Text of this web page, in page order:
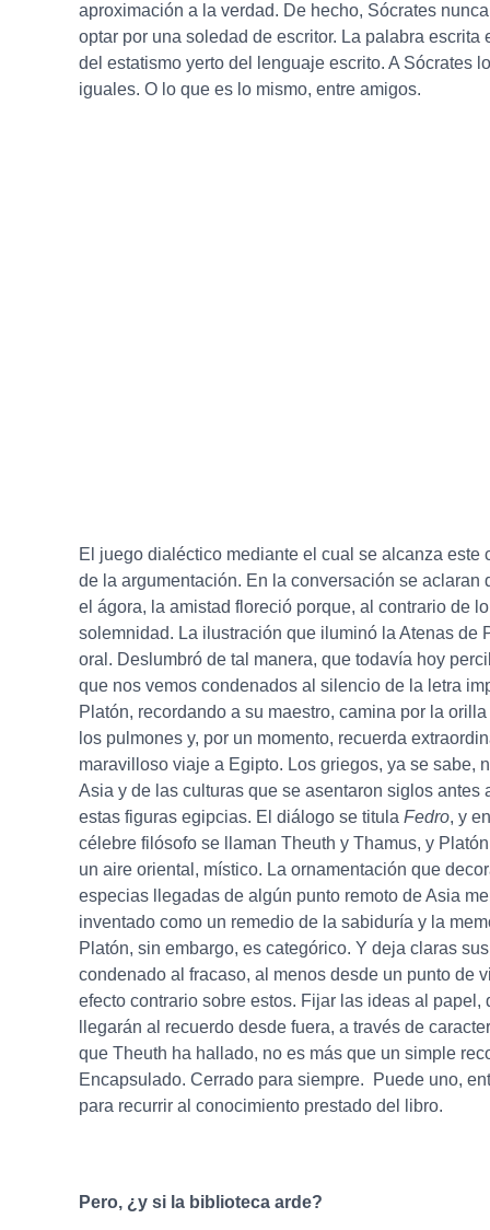
aproximación a la verdad. De hecho, Sócrates
optar por una soledad de escritor. La palabra
del estatismo yerto del lenguaje escrito. A Sócrates
iguales. O lo que es lo mismo, entre amigos.
El juego dialéctico mediante el cual se alcanza
de la argumentación. En la conversación se
el ágora, la amistad floreció porque, al contrario de
solemnidad. La ilustración que iluminó la Atenas de
oral. Deslumbró de tal manera, que todavía hoy
que nos vemos condenados al silencio de la letra
Platón, recordando a su maestro, camina por la
los pulmones y, por un momento, recuerda
maravilloso viaje a Egipto. Los griegos, ya se sabe,
Asia y de las culturas que se asentaron siglos
estas figuras egipcias. El diálogo se titula Fedro, y
célebre filósofo se llaman Theuth y Thamus, y
un aire oriental, místico. La ornamentación que
especias llegadas de algún punto remoto de Asia
inventado como un remedio de la sabiduría y la
Platón, sin embargo, es categórico. Y deja claras
condenado al fracaso, al menos desde un punto de
efecto contrario sobre estos. Fijar las ideas al
llegarán al recuerdo desde fuera, a través de
que Theuth ha hallado, no es más que un simple
Encapsulado. Cerrado para siempre. Puede uno,
para recurrir al conocimiento prestado del libro.
Pero, ¿y si la biblioteca arde?